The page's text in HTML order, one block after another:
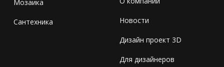
Мозаика
Сантехника Новости
Дизайн проект 3D
Для дизайнеров